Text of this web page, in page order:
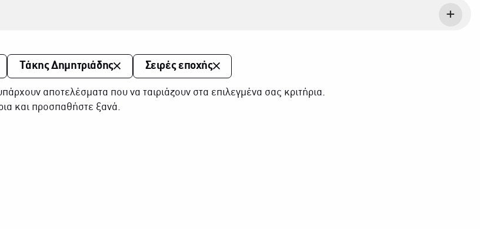
Τάκης Δημητριάδης Σειρές εποχής
αποτελέσματα που να ταιριάζουν στα επιλεγμένα σας κριτήρια.
και προσπαθήστε ξανά.